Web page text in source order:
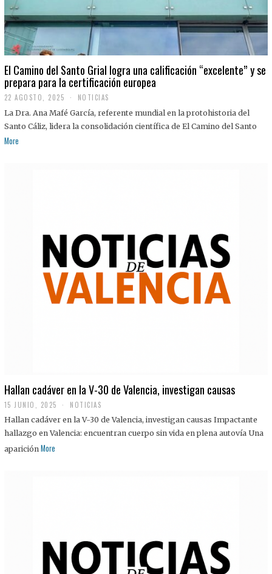
El Camino del Santo Grial logra una calificación “excelente” y se
prepara para la certificación europea
22 AGOSTO, 2025
2
A
G
NOTICIAS
La Dra. Ana Mafé García, referente mundial en la protohistoria del
Santo Cáliz, lidera la consolidación científica de El Camino del Santo
More
Hallan cadáver en la V-30 de Valencia, investigan causas
15 JUNIO, 2025 NOTICIAS
Hallan cadáver en la V-30 de Valencia, investigan causas Impactante
hallazgo en Valencia: encuentran cuerpo sin vida en plena autovía Una
aparición More